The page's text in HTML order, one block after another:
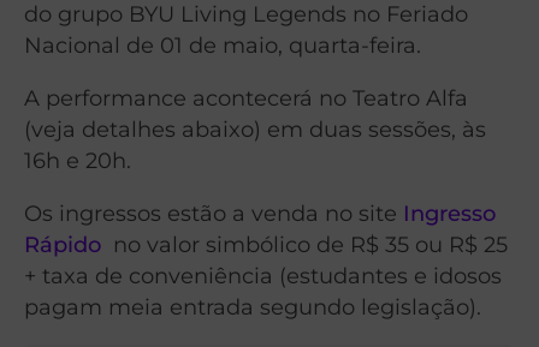
do grupo BYU Living Legends no Feriado
Nacional de 01 de maio, quarta-feira.
A performance acontecerá no Teatro Alfa
(veja detalhes abaixo) em duas sessões, às
16h e 20h.
Os ingressos estão a venda no site Ingresso
Rápido no valor simbólico de R$ 35 ou R$ 25
+ taxa de conveniência (estudantes e idosos
pagam meia entrada segundo legislação).